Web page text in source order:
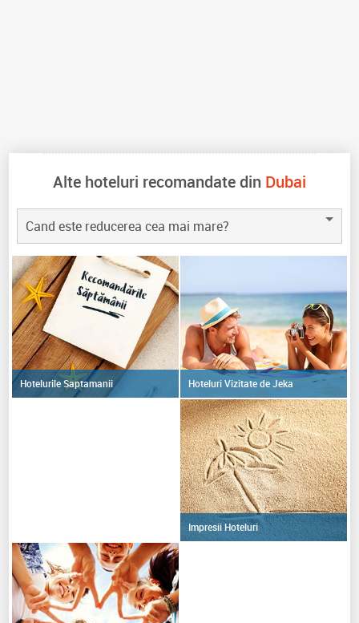
Alte hoteluri recomandate din Dubai
Cand este reducerea cea mai mare?
Hotelurile Saptamanii Hoteluri Vizitate de Jeka
Impresii Hoteluri